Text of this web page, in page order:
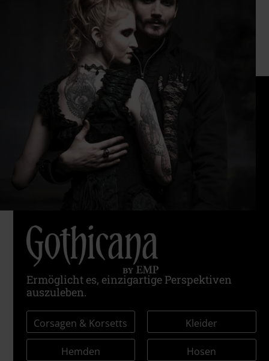
Ermöglicht es, einzigartige Perspektiven
auszuleben.
Corsagen & Korsetts Kleider
Hemden Hosen